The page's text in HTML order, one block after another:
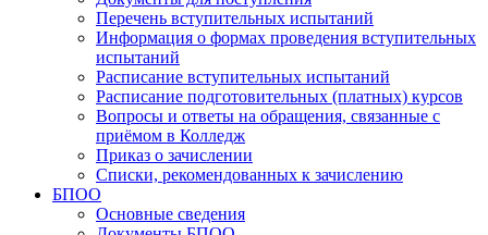
Перечень вступительных испытаний
Информация о формах проведения вступительных
испытаний
Расписание вступительных испытаний
Расписание подготовительных (платных) курсов
Вопросы и ответы на обращения, связанные с
приёмом в Колледж
Приказ о зачислении
Списки, рекомендованных к зачислению
БПОО
Основные сведения